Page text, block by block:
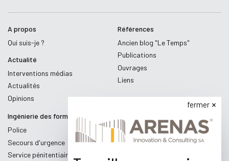
A propos
Qui suis-je ?
Actualité
Interventions médias
Actualités
Opinions
Références
Ancien blog "Le Temps"
Publications
Ouvrages
Liens
Ingénierie des formations
Police
Secours d'urgence
Service pénitentiaire
fermer